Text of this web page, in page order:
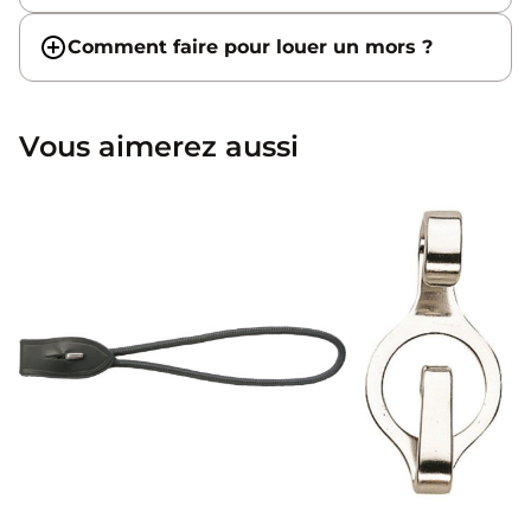
Comment faire pour louer un mors ?
Vous aimerez aussi